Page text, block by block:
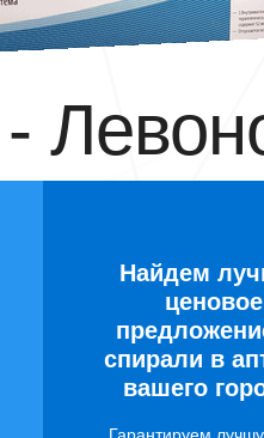
Найдем
ценовое
спирали в
вашего